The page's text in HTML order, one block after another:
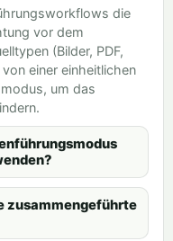
die
vor dem
(Bilder, PDF,
einer einheitlichen
um das
zusammengeführte